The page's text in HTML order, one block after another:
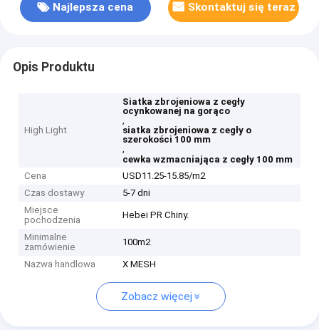
Najlepsza cena Skontaktuj się teraz
Opis Produktu
High Light
Siatka zbrojeniowa z cegły
ocynkowanej na gorąco
,
siatka zbrojeniowa z cegły o
szerokości 100 mm
,
cewka wzmacniająca z cegły 100 mm
Cena
USD11.25-15.85/m2
Czas dostawy
5-7 dni
Miejsce
pochodzenia
Hebei PR Chiny.
Minimalne
zamówienie
100m2
Nazwa handlowa X MESH
Zobacz więcej